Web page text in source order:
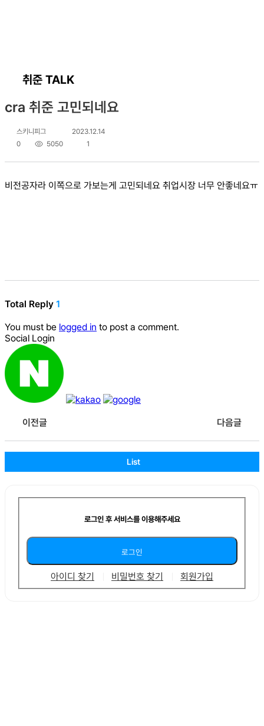
취준 TALK
cra 취준 고민되네요
스키니피그
2023.12.14
0
5050 1
비전공자라 이쪽으로 가보는게 고민되네요 취업시장 너무 안좋네요ㅠ
Total Reply 1
You must be logged in to post a comment.
Social Login
이전글 다음글
List
로그인 후 서비스를 이용해주세요
아이디 찾기 비밀번호 찾기 회원가입